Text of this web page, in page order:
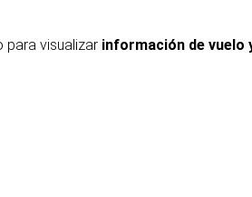
para visualizar información de vuelo